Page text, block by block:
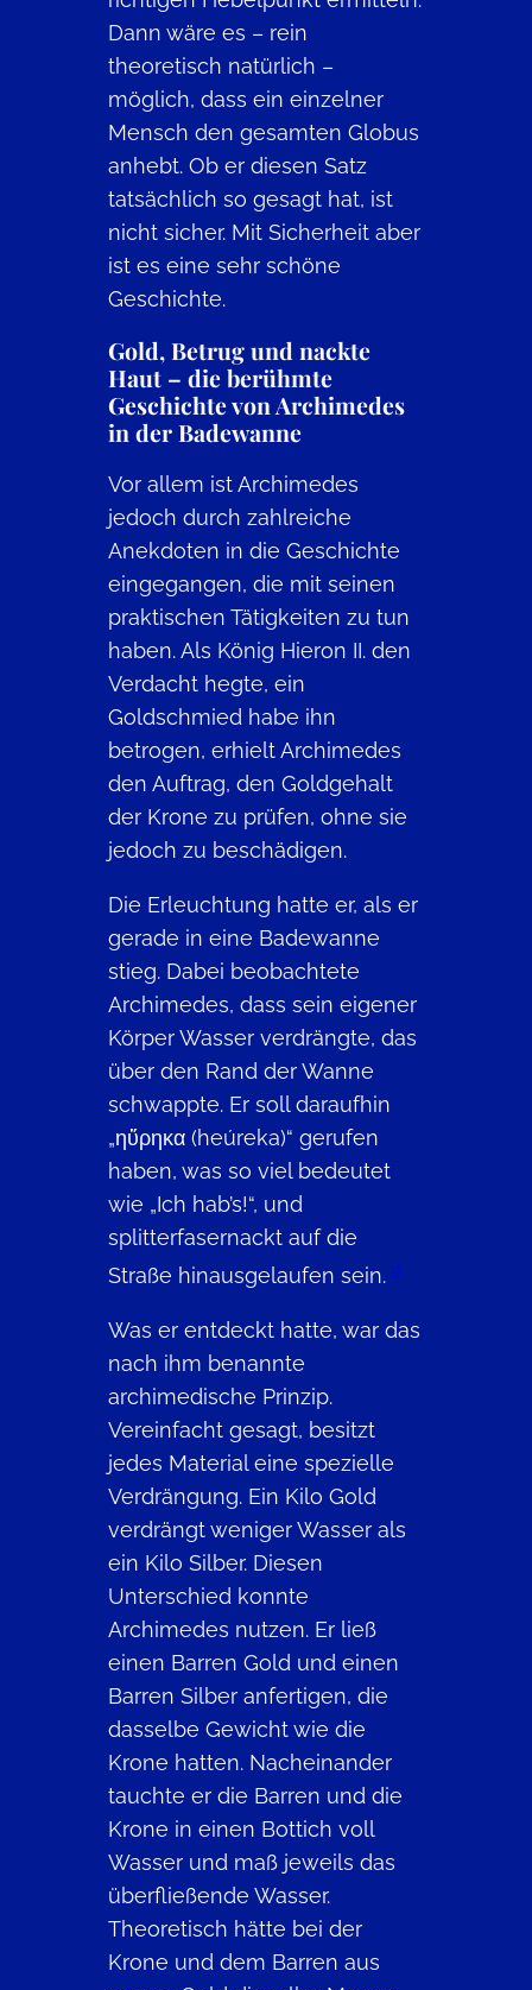
Dann wäre es – rein
theoretisch natürlich –
möglich, dass ein einzelner
Mensch den gesamten Globus
anhebt. Ob er diesen Satz
tatsächlich so gesagt hat, ist
nicht sicher. Mit Sicherheit aber
ist es eine sehr schöne
Geschichte.
Gold, Betrug und nackte
Haut – die berühmte
Geschichte von Archimedes
in der Badewanne
Vor allem ist Archimedes
jedoch durch zahlreiche
Anekdoten in die Geschichte
eingegangen, die mit seinen
praktischen Tätigkeiten zu tun
haben. Als König Hieron II. den
Verdacht hegte, ein
Goldschmied habe ihn
betrogen, erhielt Archimedes
den Auftrag, den Goldgehalt
der Krone zu prüfen, ohne sie
jedoch zu beschädigen.
Die Erleuchtung hatte er, als er
gerade in eine Badewanne
stieg. Dabei beobachtete
Archimedes, dass sein eigener
Körper Wasser verdrängte, das
über den Rand der Wanne
schwappte. Er soll daraufhin
„ηὕρηκα (heúreka)“ gerufen
haben, was so viel bedeutet
wie „Ich hab’s!“, und
splitterfasernackt auf die
Straße hinausgelaufen sein.4
Was er entdeckt hatte, war das
nach ihm benannte
archimedische Prinzip.
Vereinfacht gesagt, besitzt
jedes Material eine spezielle
Verdrängung. Ein Kilo Gold
verdrängt weniger Wasser als
ein Kilo Silber. Diesen
Unterschied konnte
Archimedes nutzen. Er ließ
einen Barren Gold und einen
Barren Silber anfertigen, die
dasselbe Gewicht wie die
Krone hatten. Nacheinander
tauchte er die Barren und die
Krone in einen Bottich voll
Wasser und maß jeweils das
überfließende Wasser.
Theoretisch hätte bei der
Krone und dem Barren aus